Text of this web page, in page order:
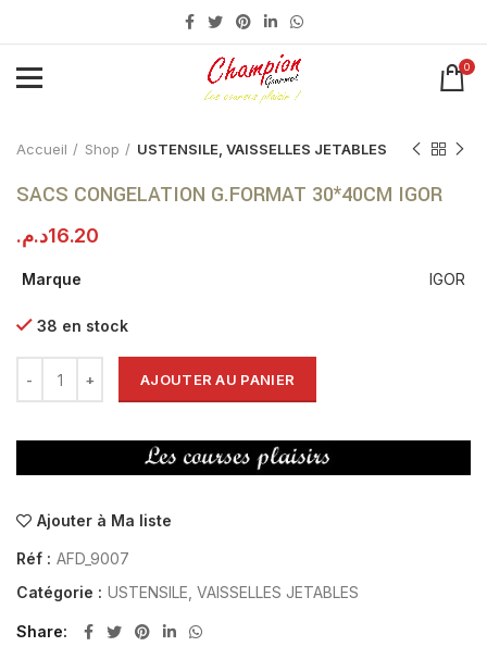
0
Accueil Shop USTENSILE, VAISSELLES JETABLES
SACS CONGELATION G.FORMAT 30*40CM IGOR
16.20د.م.
Marque IGOR
38 en stock
AJOUTER AU PANIER
Ajouter à Ma liste
Réf : AFD_9007
Catégorie : USTENSILE, VAISSELLES JETABLES
Share